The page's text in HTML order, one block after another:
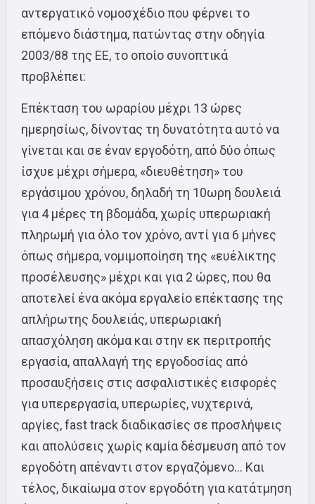
αντεργατικό νομοσχέδιο που φέρνει το
επόμενο διάστημα, πατώντας στην οδηγία
2003/88 της ΕΕ, το οποίο συνοπτικά
προβλέπει:
Επέκταση του ωραρίου μέχρι 13 ώρες
ημερησίως, δίνοντας τη δυνατότητα αυτό να
γίνεται και σε έναν εργοδότη, από δύο όπως
ίσχυε μέχρι σήμερα, «διευθέτηση» του
εργάσιμου χρόνου, δηλαδή τη 10ωρη δουλειά
για 4 μέρες τη βδομάδα, χωρίς υπερωριακή
πληρωμή για όλο τον χρόνο, αντί για 6 μήνες
όπως σήμερα, νομιμοποίηση της «ευέλικτης
προσέλευσης» μέχρι και για 2 ώρες, που θα
αποτελεί ένα ακόμα εργαλείο επέκτασης της
απλήρωτης δουλειάς, υπερωριακή
απασχόληση ακόμα και στην εκ περιτροπής
εργασία, απαλλαγή της εργοδοσίας από
προσαυξήσεις στις ασφαλιστικές εισφορές
για υπερεργασία, υπερωρίες, νυχτερινά,
αργίες, fast track διαδικασίες σε προσλήψεις
και απολύσεις χωρίς καμία δέσμευση από τον
εργοδότη απέναντι στον εργαζόμενο… Και
τέλος, δικαίωμα στον εργοδότη για κατάτμηση